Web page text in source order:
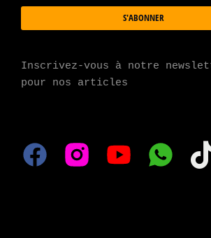
S'ABONNER
Inscrivez-vous à notre
pour nos articles